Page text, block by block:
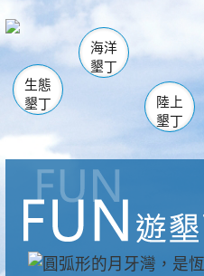
海生館
恆春
龍鑾潭自然中心
瓊麻館
關山
白砂
生態
墾丁
海洋
墾丁
陸上
墾丁